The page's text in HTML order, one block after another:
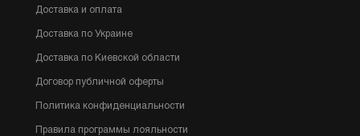
Доставка и оплата
Доставка по Украине
Доставка по Киевской области
Договор публичной оферты
Политика конфиденциальности
Правила программы лояльности